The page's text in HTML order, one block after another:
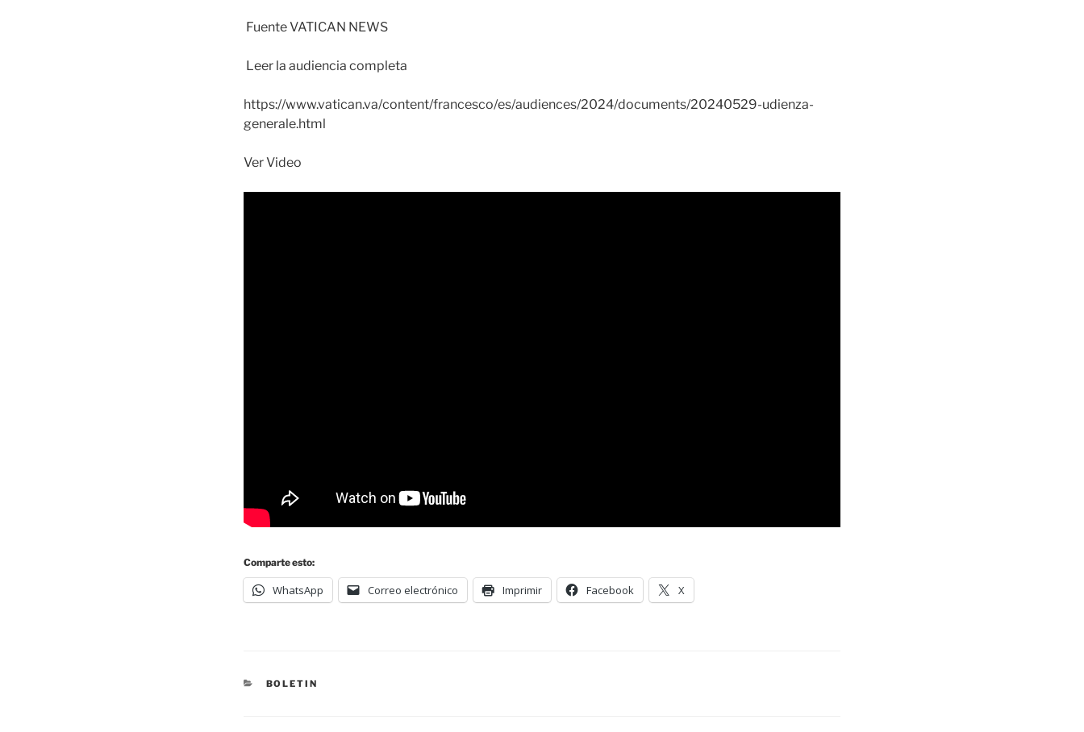
Fuente VATICAN NEWS
Leer la audiencia completa
https://www.vatican.va/content/francesco/es/audiences/2024/documents/20240529-udienza-
generale.html
Ver Video
Comparte esto:
WhatsApp Correo electrónico Imprimir Facebook X
BOLETIN